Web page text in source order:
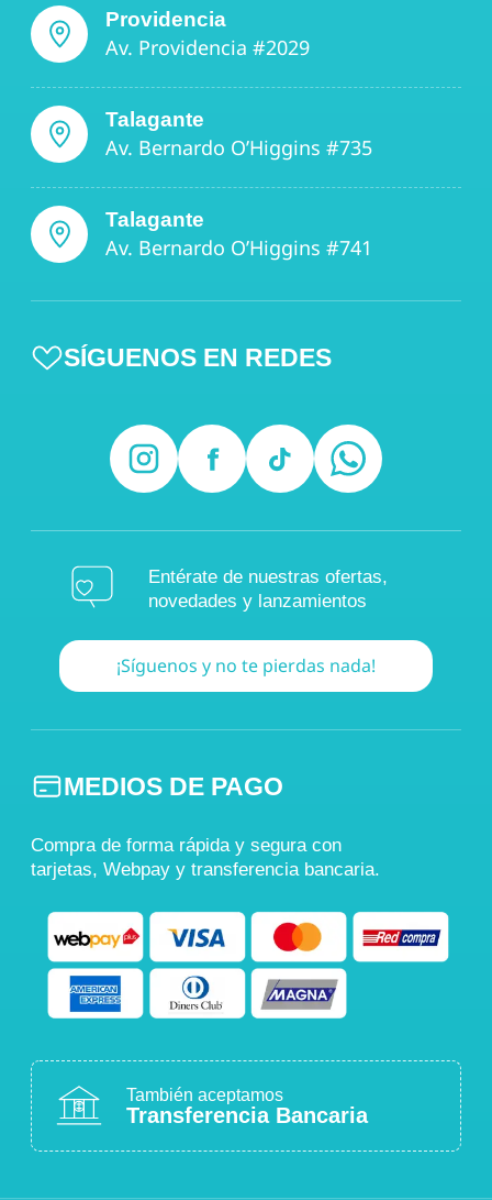
Providencia
Av. Providencia #2029
Talagante
Av. Bernardo O’Higgins #735
Talagante
Av. Bernardo O’Higgins #741
SÍGUENOS EN REDES
Entérate de nuestras ofertas,
novedades y lanzamientos
¡Síguenos y no te pierdas nada!
MEDIOS DE PAGO
Compra de forma rápida y segura con
tarjetas, Webpay y transferencia bancaria.
También aceptamos
Transferencia Bancaria